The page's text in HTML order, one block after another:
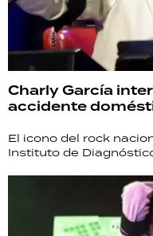
Charly García
accidente
El icono del rock
Instituto de